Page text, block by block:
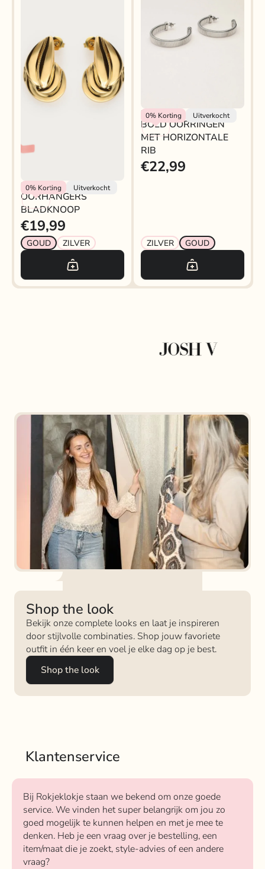
0% Korting Uitverkocht
My Jewellery
OORHANGERS
BLADKNOOP
€19,99
GOUD ZILVER
BOLD OORRINGEN MET
HORIZONTALE RIB
0%Korting Uitverkocht
My Jewellery
BOLD OORRINGEN
MET HORIZONTALE
RIB
€22,99
ZILVER GOUD
Shop the look
Bekijk onze complete looks en laat je inspireren
door stijlvolle combinaties. Shop jouw favoriete
outfit in één keer en voel je elke dag op je best.
Shop the look
Klantenservice
Bij Rokjeklokje staan we bekend om onze goede
service. We vinden het super belangrijk om jou zo
goed mogelijk te kunnen helpen en met je mee te
denken. Heb je een vraag over je bestelling, een
item/maat die je zoekt, style-advies of een andere
vraag?